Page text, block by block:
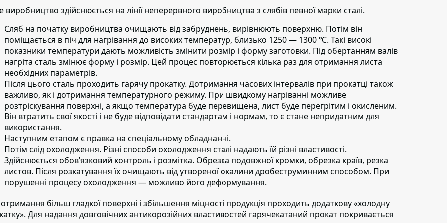
виробництво здійснюється на лінії неперервного виробництва з слябів певної марки сталі.
Сляб на початку виробництва очищають від забруднень, вирівнюють поверхню. Потім він
поміщається в піч для нагрівання до високих температур, близько 1250 — 1300 ℃. Такі високі
показники температури дають можливість змінити розмір і форму заготовки. Під обертанням валів
нагріта сталь змінює форму і розмір. Цей процес повторюється кілька раз для отримання листа
необхідних параметрів.
Після цього сталь проходить гарячу прокатку. Дотримання часових інтервалів при прокатці також
важливо, як і дотримання температурного режиму. При швидкому нагріванні можливе
розтріскування поверхні, а якщо температура буде перевищена, лист буде перегрітим і окисленим.
Він втратить свої якості і не буде відповідати стандартам і нормам, то є стане непридатним для
використання.
Наступним етапом є правка на спеціальному обладнанні.
Потім слід охолодження. Різні способи охолодження сталі надають їй різні властивості.
Здійснюється обов’язковий контроль і розмітка. Обрезка подовжної кромки, обрезка країв, резка
листов. Після розкатування їх очищають від утвореної окалини дробеструминним способом. При
порушенні процесу охолодження — можливо його деформування.
більш гладкої поверхні і збільшення міцності продукція проходить додаткову «холодну
Для надання довговічних антикорозійних властивостей гарячекатаний прокат покривається